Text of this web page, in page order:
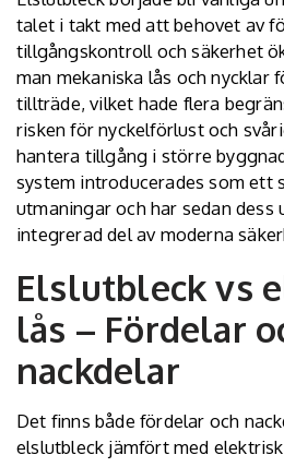
talet i takt med att behovet av
tillgångskontroll och säkerhet
man mekaniska lås och nycklar
tillträde, vilket hade flera
risken för nyckelförlust och
hantera tillgång i större
system introducerades som ett
utmaningar och har sedan
integrerad del av moderna
Elslutbleck vs
lås – Fördelar
nackdelar
Det finns både fördelar och
elslutbleck jämfört med